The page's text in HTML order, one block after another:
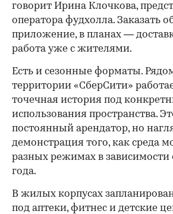
говорит Ирина Клочкова,
оператора фудхолла. Заказать
приложение, в планах —
работа уже с жителями.
Есть и сезонные форматы.
территории «СберСити»
точечная история под
использования пространства.
постоянный арендатор, но
демонстрация того, как среда
разных режимах в зависимости
года.
В жилых корпусах
под аптеки, фитнес и детские